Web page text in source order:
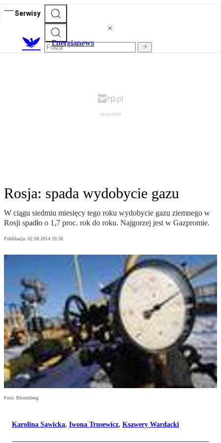
Serwisy
Energianews
Rosja: spada wydobycie gazu
W ciągu siedmiu miesięcy tego roku wydobycie gazu ziemnego w
Rosji spadło o 1,7 proc. rok do roku. Najgorzej jest w Gazpromie.
Publikacja: 02.08.2014 16:38
Foto: Bloomberg
Karolina Sawicka, Iwona Trusewicz, Ksawery Wardacki